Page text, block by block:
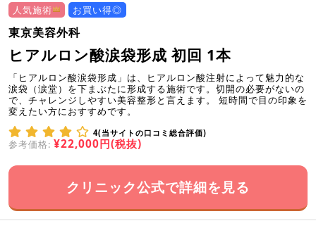
人気施術 お買い得◎
東京美容外科
ヒアルロン酸涙袋形成 初回 1本
「ヒアルロン酸涙袋形成」は、ヒアルロン酸注射によって魅力的な
涙袋（涙堂）を下まぶたに形成する施術です。切開の必要がないの
で、チャレンジしやすい美容整形と言えます。 短時間で目の印象を
変えたい方におすすめです。
4(当サイトの口コミ総合評価)
参考価格: ¥22,000円(税抜)
クリニック公式で詳細を見る